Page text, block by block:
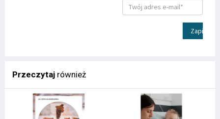
Zapisz
Przeczytaj również